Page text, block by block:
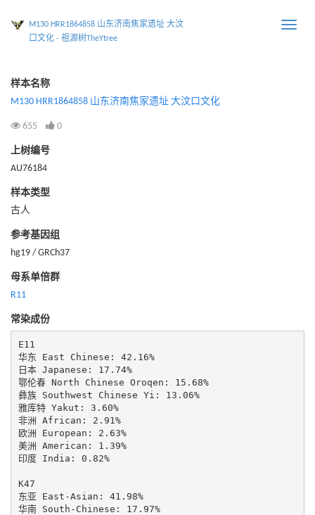
Toggle
M130 HRR1864858 山东济南焦家遗址 大汶
口文化 - 祖源树TheYtree
样本名称
M130 HRR1864858 山东济南焦家遗址 大汶口文化
655 0
上树编号
AU76184
样本类型
古人
参考基因组
hg19 / GRCh37
母系单倍群
R11
常染成份
E11
华东 East Chinese: 42.16%
日本 Japanese: 17.74%
鄂伦春 North Chinese Oroqen: 15.68%
彝族 Southwest Chinese Yi: 13.06%
雅库特 Yakut: 3.60%
非洲 African: 2.91%
欧洲 European: 2.63%
美洲 American: 1.39%
印度 India: 0.82%
K47
东亚 East-Asian: 41.98%
华南 South-Chinese: 17.97%